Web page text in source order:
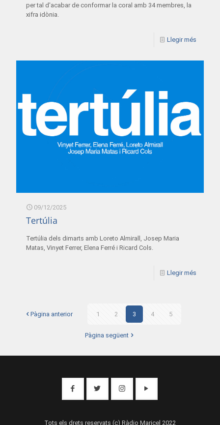
per tal d'acabar de conformar la coral amb 34 membres, la
xifra idònia.
Llegir més
09/12/2025
Tertúlia
Tertúlia dels dimarts amb Loreto Almirall, Josep Maria
Matas, Vinyet Ferrer, Elena Ferré i Ricard Cols.
Llegir més
Pàgina anterior 1 2 3 4 5
Pàgina següent
Tots els drets reservats (c) Ràdio Maricel 2022